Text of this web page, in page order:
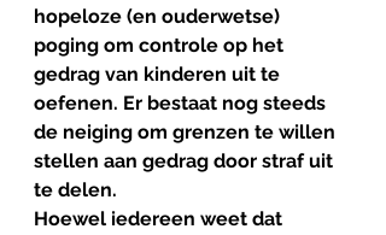
hopeloze (en ouderwetse)
poging om controle op het
gedrag van kinderen uit te
oefenen. Er bestaat nog steeds
de neiging om grenzen te willen
stellen aan gedrag door straf uit
te delen.
Hoewel iedereen weet dat